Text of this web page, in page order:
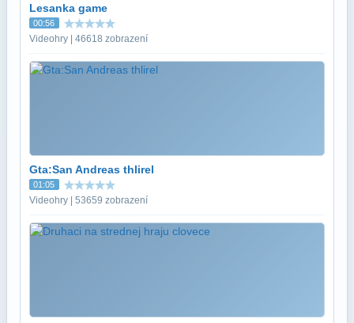
Lesanka game
00:56
Videohry | 46618 zobrazení
Gta:San Andreas thlirel
01:05
Videohry | 53659 zobrazení